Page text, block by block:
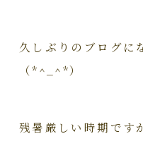
久しぶりのブログ
（*^_^*）
残暑厳しい時期です